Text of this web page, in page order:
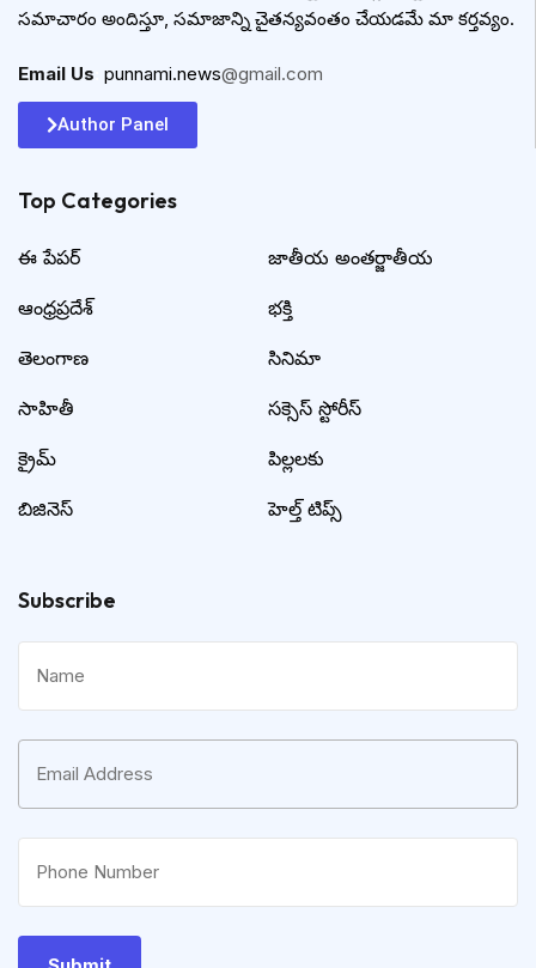
సమాచారం అందిస్తూ, సమాజాన్ని చైతన్యవంతం చేయడమే మా కర్తవ్యం.
Email Us punnami.news@gmail.com
Author Panel
Top Categories​
ఈ పేపర్
ఆంధ్రప్రదేశ్
తెలంగాణ
సాహితీ
క్రైమ్
బిజినెస్
జాతీయ అంతర్జాతీయ
భక్తి
సినిమా
సక్సెస్ స్టోరీస్
పిల్లలకు
హెల్త్ టిప్స్
Subscribe